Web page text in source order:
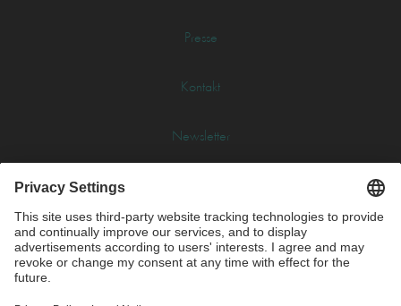
Presse
Kontakt
Newsletter
Impressum